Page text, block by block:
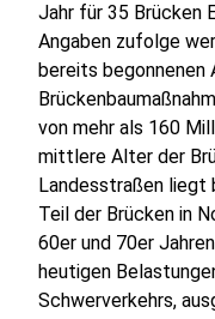
Jahr für 35 Brücken
Angaben zufolge
bereits begonnenen
von mehr als 160
mittlere Alter der
Landesstraßen liegt
Teil der Brücken in
60er und 70er
heutigen
Schwerverkehrs,